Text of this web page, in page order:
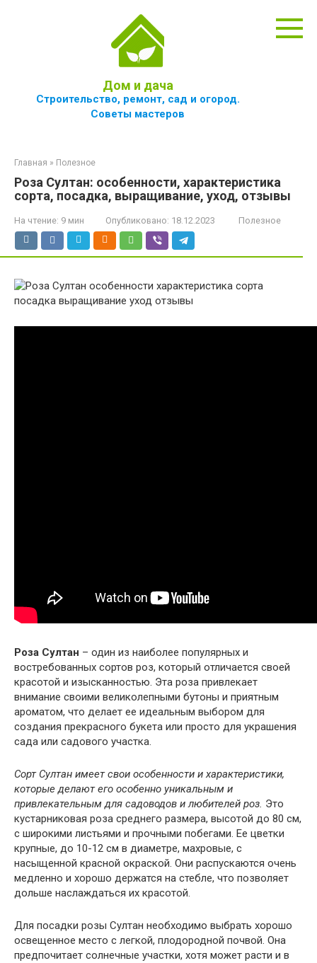
Дом и дача
Строительство, ремонт, сад и огород.
Советы мастеров
Главная » Полезное
Роза Султан: особенности, характеристика
сорта, посадка, выращивание, уход, отзывы
На чтение: 9 мин Опубликовано: 18.12.2023 Полезное
Роза Султан – один из наиболее популярных и
востребованных сортов роз, который отличается своей
красотой и изысканностью. Эта роза привлекает
внимание своими великолепными бутоны и приятным
ароматом, что делает ее идеальным выбором для
создания прекрасного букета или просто для украшения
сада или садового участка.
Сорт Султан имеет свои особенности и характеристики,
которые делают его особенно уникальным и
привлекательным для садоводов и любителей роз. Это
кустарниковая роза среднего размера, высотой до 80 см,
с широкими листьями и прочными побегами. Ее цветки
крупные, до 10-12 см в диаметре, махровые, с
насыщенной красной окраской. Они распускаются очень
медленно и хорошо держатся на стебле, что позволяет
дольше наслаждаться их красотой.
Для посадки розы Султан необходимо выбрать хорошо
освещенное место с легкой, плодородной почвой. Она
предпочитает солнечные участки, хотя может расти и в